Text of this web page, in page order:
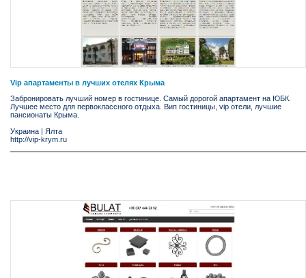
Vip апартаменты в лучших отелях Крыма
Забронировать лучший номер в гостинице. Самый дорогой апартамент на ЮБК.
Лучшее место для первоклассного отдыха. Вип гостиницы, vip отели, лучшие
пансионаты Крыма.
Украина | Ялта
http://vip-krym.ru